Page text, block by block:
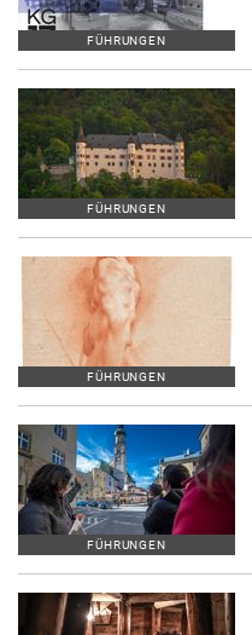
FÜHRUNGEN
FÜHRUNGEN
FÜHRUNGEN
FÜHRUNGEN